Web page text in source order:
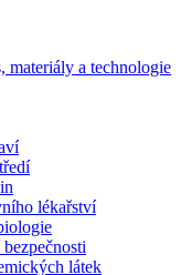
materiály a technologie
lékařství
látek